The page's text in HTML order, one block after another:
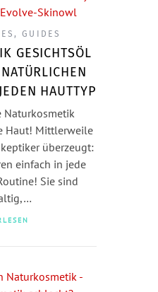
, GUIDES
GESICHTSÖL
HAUTTYP
Naturkosmetik
Haut! Mittlerweile
überzeugt:
einfach in jede
Sie sind